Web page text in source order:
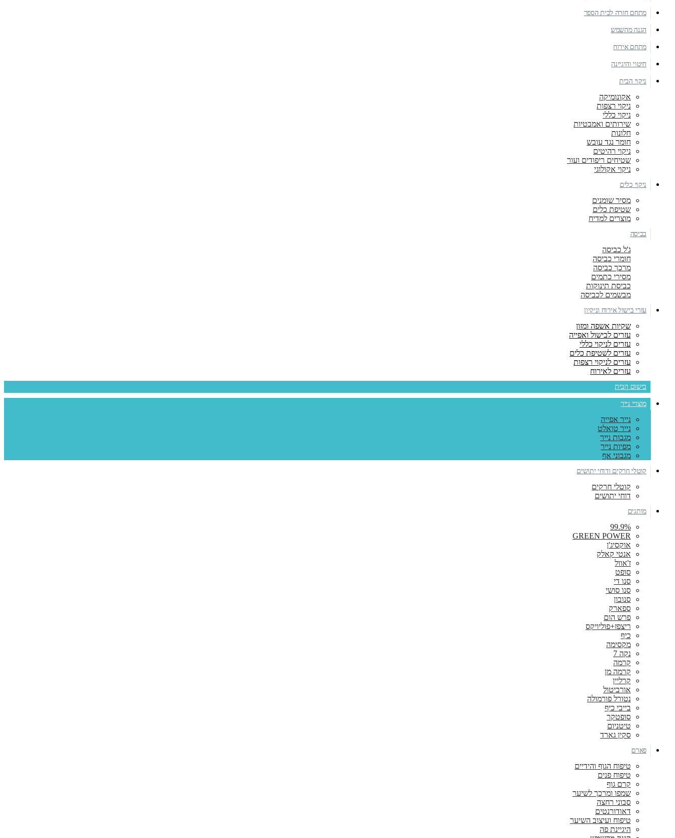
מתחם חזרה לבית הספר
הגנה מהשמש
מתחם אירוח
חיטוי והיגיינה
ניקוי הבית
אקונומיקה
ניקוי רצפות
ניקוי כללי
שירותים ואמבטיות
חלונות
חומר נגד עובש
ניקוי רהיטים
שטיחים ריפודים ועור
ניקוי אקולוגי
ניקוי כלים
מסיר שומנים
שטיפת כלים
מוצרים למדיח
כביסה
ג'ל כביסה
חומרי כביסה
מרכך כביסה
מסירי כתמים
כביסת תינוקות
מבשמים לכביסה
עזרי בישול אירוח וניקיון
שקיות אשפה ומזון
עזרים לבישול ואפייה
עזרים לניקוי כללי
עזרים לשטיפת כלים
עזרים לניקוי רצפות
עזרים לאירוח
בישום הבית
מוצרי נייר
נייר אפייה
נייר טואלט
מגבות נייר
מפיות נייר
מגבוני אף
קוטלי חרקים ודוחי יתושים
קוטלי חרקים
דוחי יתושים
מותגים
99.9%
GREEN POWER
אוקסיג'ן
אנטי קאלק
ז'אוול
סופט
סנו די
סנו סושי
סנובון
ספארק
פרש הום
ריצפז+פוליויקס
כיף
מקסימה
נקה 7
קרמה
קרמה מן
קרליין
אורביטול
נטורל פורמולה
בייבי כיף
סופטקר
טיטניום
סקין גארד
פארם
טיפוח הגוף והידיים
טיפוח פנים
קרם גוף
שמפו ומרכך לשיער
סבוני רחצה
דאודורנטים
טיפוח ועיצוב השיער
היגיינת פה